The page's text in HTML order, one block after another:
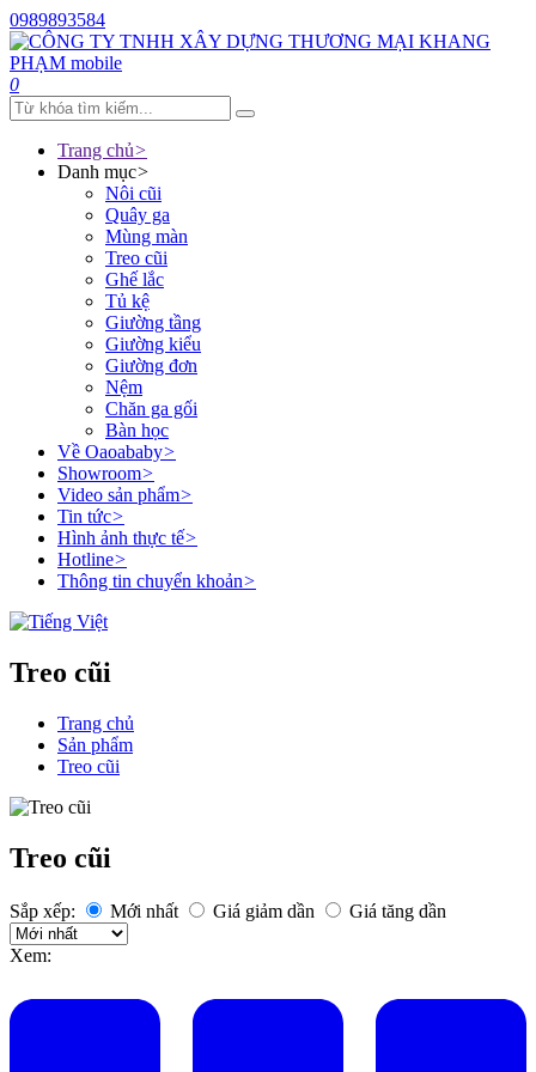
0989893584
0
Trang chủ>
Danh mục>
Nôi cũi
Quây ga
Mùng màn
Treo cũi
Ghế lắc
Tủ kệ
Giường tầng
Giường kiểu
Giường đơn
Nệm
Chăn ga gối
Bàn học
Về Oaoababy>
Showroom>
Video sản phẩm>
Tin tức>
Hình ảnh thực tế>
Hotline>
Thông tin chuyển khoản>
Treo cũi
Trang chủ
Sản phẩm
Treo cũi
Treo cũi
Sắp xếp: Mới nhất Giá giảm dần Giá tăng dần
Xem: